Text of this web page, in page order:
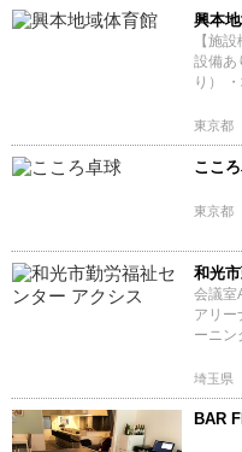
興本
【施
設備あ
り）
東京都
ここ
東京都
和光
会議室
アリー
ーニン
埼玉県
BAR